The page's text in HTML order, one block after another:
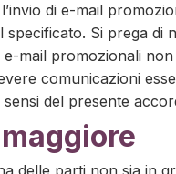
di e-mail
specificato. Si prega di
e-mail promozionali
comunicazioni
del presente
delle parti non sia in